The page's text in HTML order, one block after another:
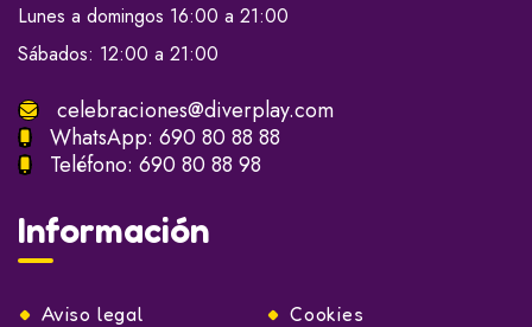
Lunes a domingos 16:00 a 21:00
Sábados: 12:00 a 21:00
celebraciones@diverplay.com
WhatsApp: 690 80 88 88
Teléfono: 690 80 88 98
Información
Aviso legal
Cookies